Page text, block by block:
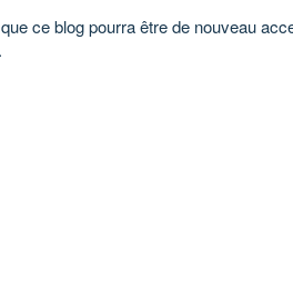
ce blog pourra être de nouveau